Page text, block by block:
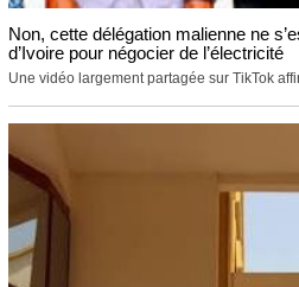
Non, cette délégation malienne ne
d’Ivoire pour négocier de l’électricité
Une vidéo largement partagée sur TikTok